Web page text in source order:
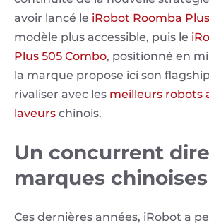
avoir lancé le iRobot Roomba
modèle plus accessible, puis le
Plus 505 Combo, positionné en
la marque propose ici son
rivaliser avec les meilleurs robots
laveurs chinois.
Un concurrent
marques chinoises
Ces dernières années, iRobot a